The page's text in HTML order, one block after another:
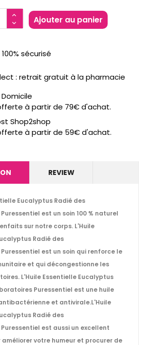
Ajouter au panier
sécurisé
: retrait gratuit à la pharmacie
à partir de 79€ d'achat.
Shop2shop
à partir de 59€ d'achat.
REVIEW
Eucalyptus Radié des
est un soin 100 % naturel
sur notre corps. L'Huile
Radié des
est un soin qui renforce le
et qui décongestionne les
L'Huile Essentielle Eucalyptus
Puressentiel est une huile
et antivirale.L'Huile
Radié des
est aussi un excellent
améliorer votre humeur et procurer de